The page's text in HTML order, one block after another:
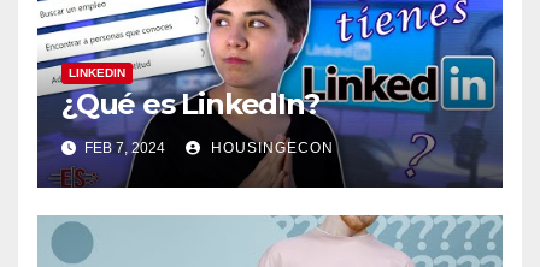
LINKEDIN
¿Qué es LinkedIn?
FEB 7, 2024 HOUSINGECON